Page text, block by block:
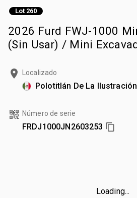
Lot 260
2026 Furd FWJ-1000
(Sin Usar) / Mini
Localizado
Polotitlán De La
Número de serie
FRDJ1000JN2603253
Loading...